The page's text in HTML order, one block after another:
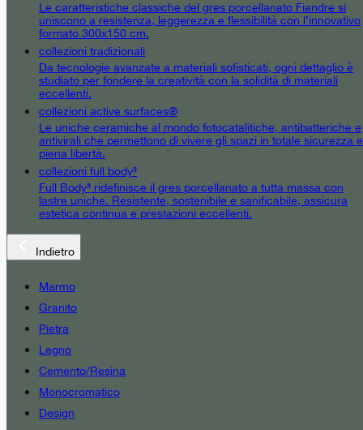
Le caratteristiche classiche del gres porcellanato Fiandre si
uniscono a resistenza, leggerezza e flessibilità con l’innovativo
formato 300x150 cm.
collezioni tradizionali
Da tecnologie avanzate a materiali sofisticati, ogni dettaglio è
studiato per fondere la creatività con la solidità di materiali
eccellenti.
collezioni active surfaces®
Le uniche ceramiche al mondo fotocatalitiche, antibatteriche e
antivirali che permettono di vivere gli spazi in totale sicurezza e
piena libertà.
collezioni full body³
Full Body³ ridefinisce il gres porcellanato a tutta massa con
lastre uniche. Resistente, sostenibile e sanificabile, assicura
estetica continua e prestazioni eccellenti.
Indietro
Marmo
Granito
Pietra
Legno
Cemento/Resina
Monocromatico
Design